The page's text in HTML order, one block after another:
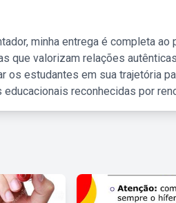
minha entrega é completa
que valorizam relações
os estudantes em sua trajetória
reconhecidas por